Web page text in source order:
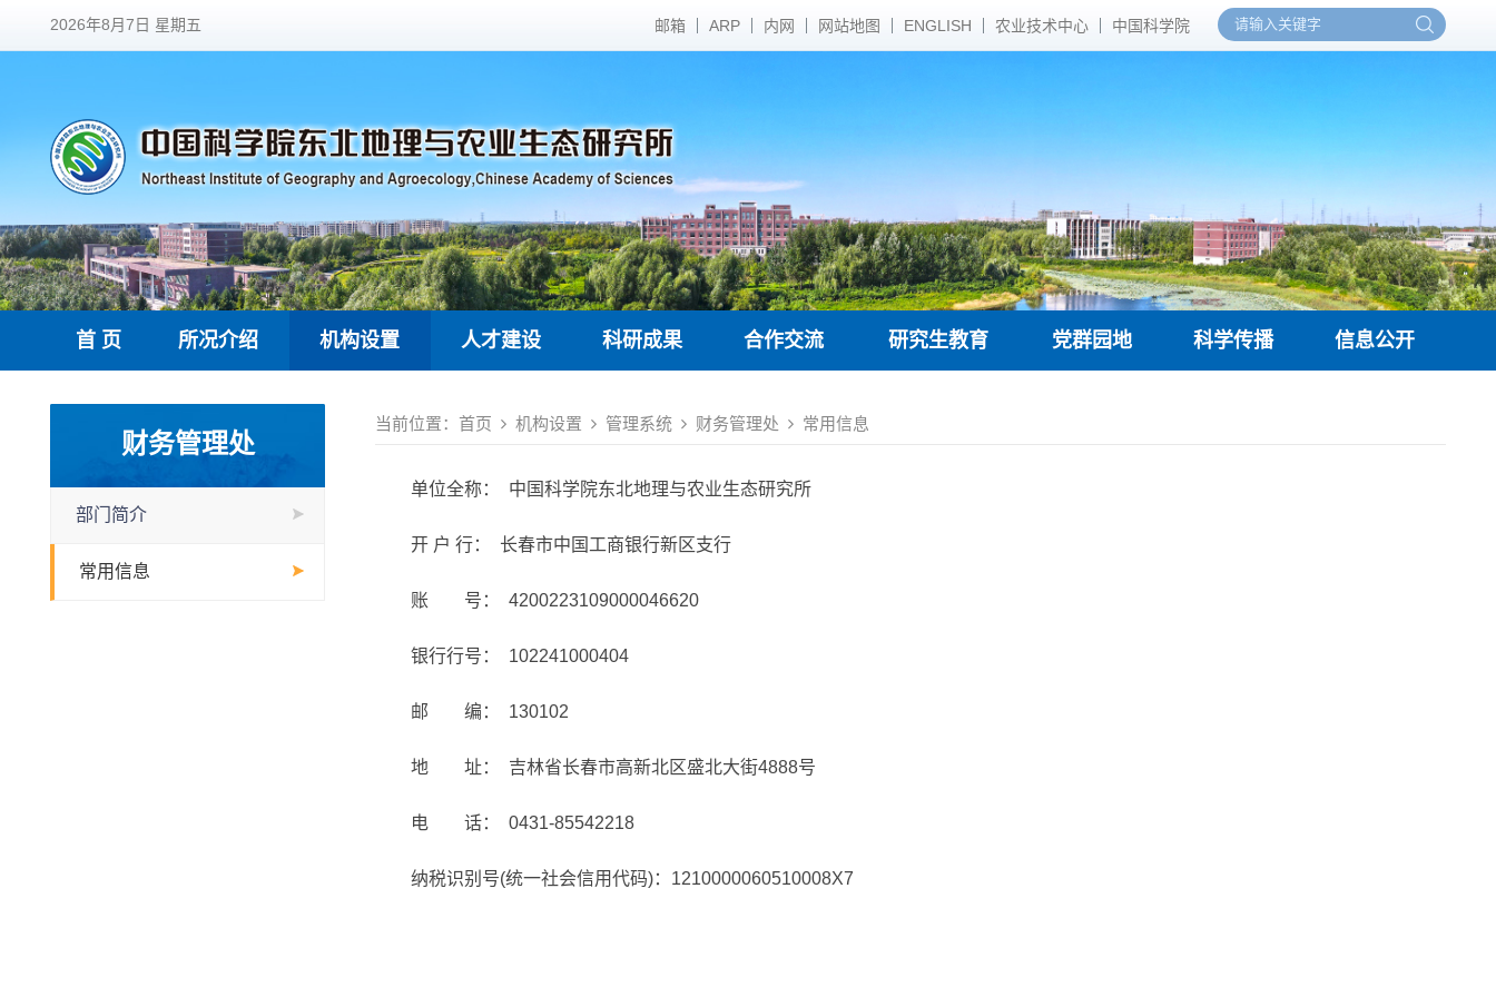
2026年8月7日 星期五 邮箱 ARP 内网 网站地图 ENGLISH 农业技术中心 中国科学院
首 页 所况介绍 机构设置 人才建设 科研成果 合作交流 研究生教育 党群园地 科学传播 信息公开
财务管理处
部门简介
常用信息
当前位置： 首页 机构设置 管理系统 财务管理处 常用信息
单位全称： 中国科学院东北地理与农业生态研究所
开 户 行： 长春市中国工商银行新区支行
账 号： 4200223109000046620
银行行号： 102241000404
邮 编： 130102
地 址： 吉林省长春市高新北区盛北大街4888号
电 话： 0431-85542218
纳税识别号(统一社会信用代码)：1210000060510008X7